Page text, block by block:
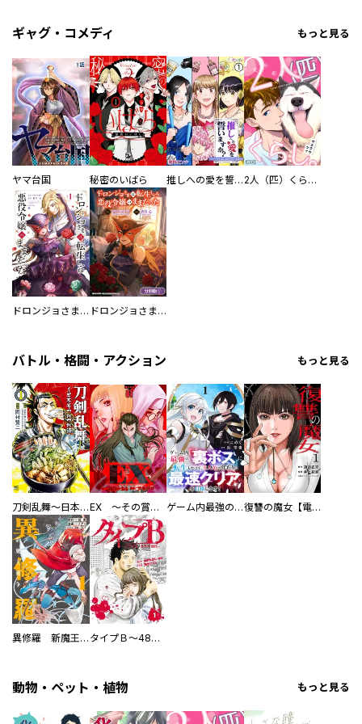
ギャグ・コメディ もっと見る
ヤマ台国 秘密のいばら 推しへの愛を誓いますか？～アラサー女子、推しは逃げぬが人生逃げる～ 2人（匹）くらし。
ドロンジョさまは転生しても悪役令嬢のままだった ドロンジョさまは転生しても悪役令嬢のままだった【分冊版】
バトル・格闘・アクション もっと見る
刀剣乱舞～日本号つれづれ酒～ EX ～その賞金稼ぎは、世界の出口を探す～【単行本版】 ゲーム内最強の『裏ボス』に転生したので、主人公の代わりに最速クリアを目指します！【電子単行本版】 復讐の魔女【電子単行本版】
異修羅 新魔王戦争 タイプＢ～48時間後、致死率100％～【単話】
動物・ペット・植物 もっと見る